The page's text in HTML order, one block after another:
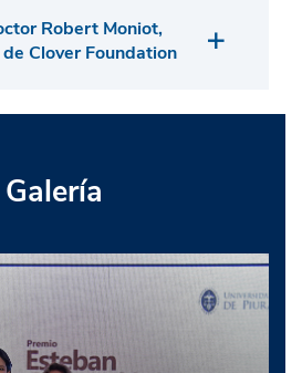
Robert Moniot,
Clover Foundation
Galería